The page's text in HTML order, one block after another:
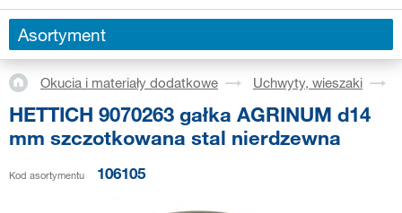
Asortyment
Okucia i materiały dodatkowe Uchwyty, wieszaki
HETTICH 9070263 gałka AGRINUM d14
mm szczotkowana stal nierdzewna
Kod asortymentu 106105